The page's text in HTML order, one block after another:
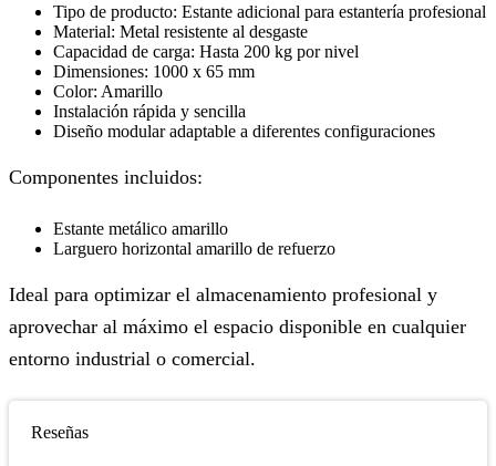
Tipo de producto: Estante adicional para estantería profesional
Material: Metal resistente al desgaste
Capacidad de carga: Hasta 200 kg por nivel
Dimensiones: 1000 x 65 mm
Color: Amarillo
Instalación rápida y sencilla
Diseño modular adaptable a diferentes configuraciones
Componentes incluidos:
Estante metálico amarillo
Larguero horizontal amarillo de refuerzo
Ideal para optimizar el almacenamiento profesional y
aprovechar al máximo el espacio disponible en cualquier
entorno industrial o comercial.
Reseñas